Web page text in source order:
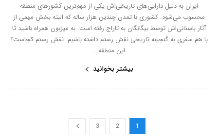
ایران به دلیل دارایی‌های تاریخی‌اش یکی از مهم‌ترین کشورهای منطقه
محسوب می‌شود. کشوری با تمدن چندین هزار ساله که البته بخش مهمی از
آثار باستانی‌اش توسط بیگانگان به تاراج رفته است. به میزبون همراه باشید تا
با هم سفری به گنجینه تاریخی نقش رستم داشته باشیم. نقش رستم کجاست؟
این منطقه...
بیشتر بخوانید
1
2
3